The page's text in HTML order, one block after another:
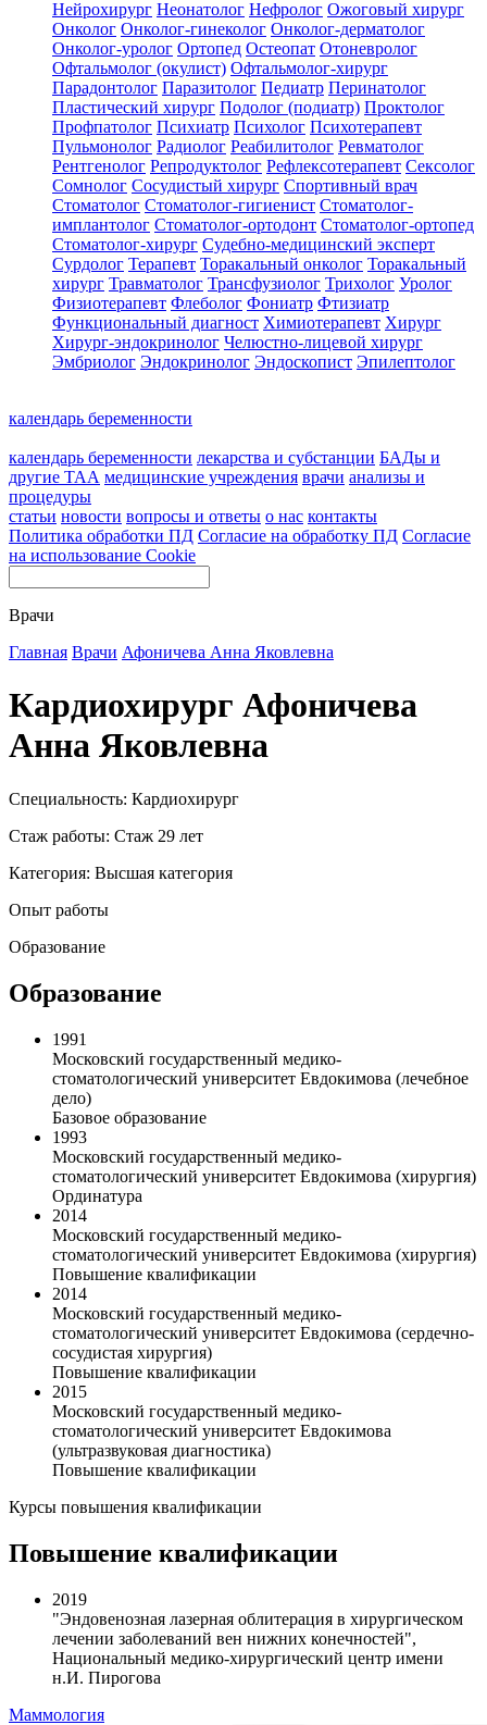
Нейрохирург Неонатолог Нефролог Ожоговый хирург
Онколог Онколог-гинеколог Онколог-дерматолог
Онколог-уролог Ортопед Остеопат Отоневролог
Офтальмолог (окулист) Офтальмолог-хирург
Парадонтолог Паразитолог Педиатр Перинатолог
Пластический хирург Подолог (подиатр) Проктолог
Профпатолог Психиатр Психолог Психотерапевт
Пульмонолог Радиолог Реабилитолог Ревматолог
Рентгенолог Репродуктолог Рефлексотерапевт Сексолог
Сомнолог Сосудистый хирург Спортивный врач
Стоматолог Стоматолог-гигиенист Стоматолог-
имплантолог Стоматолог-ортодонт Стоматолог-ортопед
Стоматолог-хирург Судебно-медицинский эксперт
Сурдолог Терапевт Торакальный онколог Торакальный
хирург Травматолог Трансфузиолог Трихолог Уролог
Физиотерапевт Флеболог Фониатр Фтизиатр
Функциональный диагност Химиотерапевт Хирург
Хирург-эндокринолог Челюстно-лицевой хирург
Эмбриолог Эндокринолог Эндоскопист Эпилептолог
календарь беременности
календарь беременности лекарства и субстанции БАДы и
другие ТАА медицинские учреждения врачи анализы и
процедуры
статьи новости вопросы и ответы о нас контакты
Политика обработки ПД Согласие на обработку ПД Согласие
на использование Cookie
Врачи
Главная Врачи Афоничева Анна Яковлевна
Кардиохирург Афоничева
Анна Яковлевна
Специальность: Кардиохирург
Стаж работы: Стаж 29 лет
Категория: Высшая категория
Опыт работы
Образование
Образование
1991
Московский государственный медико-
стоматологический университет Евдокимова (лечебное
дело)
Базовое образование
1993
Московский государственный медико-
стоматологический университет Евдокимова (хирургия)
Ординатура
2014
Московский государственный медико-
стоматологический университет Евдокимова (хирургия)
Повышение квалификации
2014
Московский государственный медико-
стоматологический университет Евдокимова (сердечно-
сосудистая хирургия)
Повышение квалификации
2015
Московский государственный медико-
стоматологический университет Евдокимова
(ультразвуковая диагностика)
Повышение квалификации
Курсы повышения квалификации
Повышение квалификации
2019
"Эндовенозная лазерная облитерация в хирургическом
лечении заболеваний вен нижних конечностей",
Национальный медико-хирургический центр имени
н.И. Пирогова
Маммология